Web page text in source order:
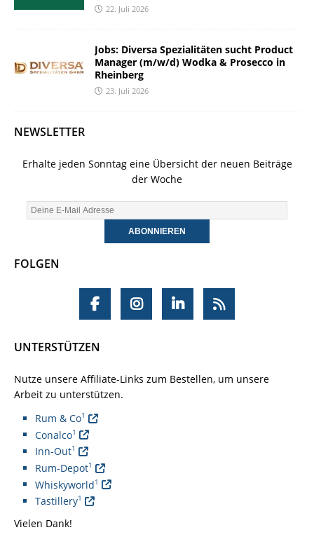
22. Juli 2026
Jobs: Diversa Spezialitäten sucht Product
Manager (m/w/d) Wodka & Prosecco in
Rheinberg
23. Juli 2026
NEWSLETTER
Erhalte jeden Sonntag eine Übersicht der neuen Beiträge
der Woche
FOLGEN
UNTERSTÜTZEN
Nutze unsere Affiliate-Links zum Bestellen, um unsere
Arbeit zu unterstützen.
Rum & Co1
Conalco1
Inn-Out1
Rum-Depot1
Whiskyworld1
Tastillery1
Vielen Dank!